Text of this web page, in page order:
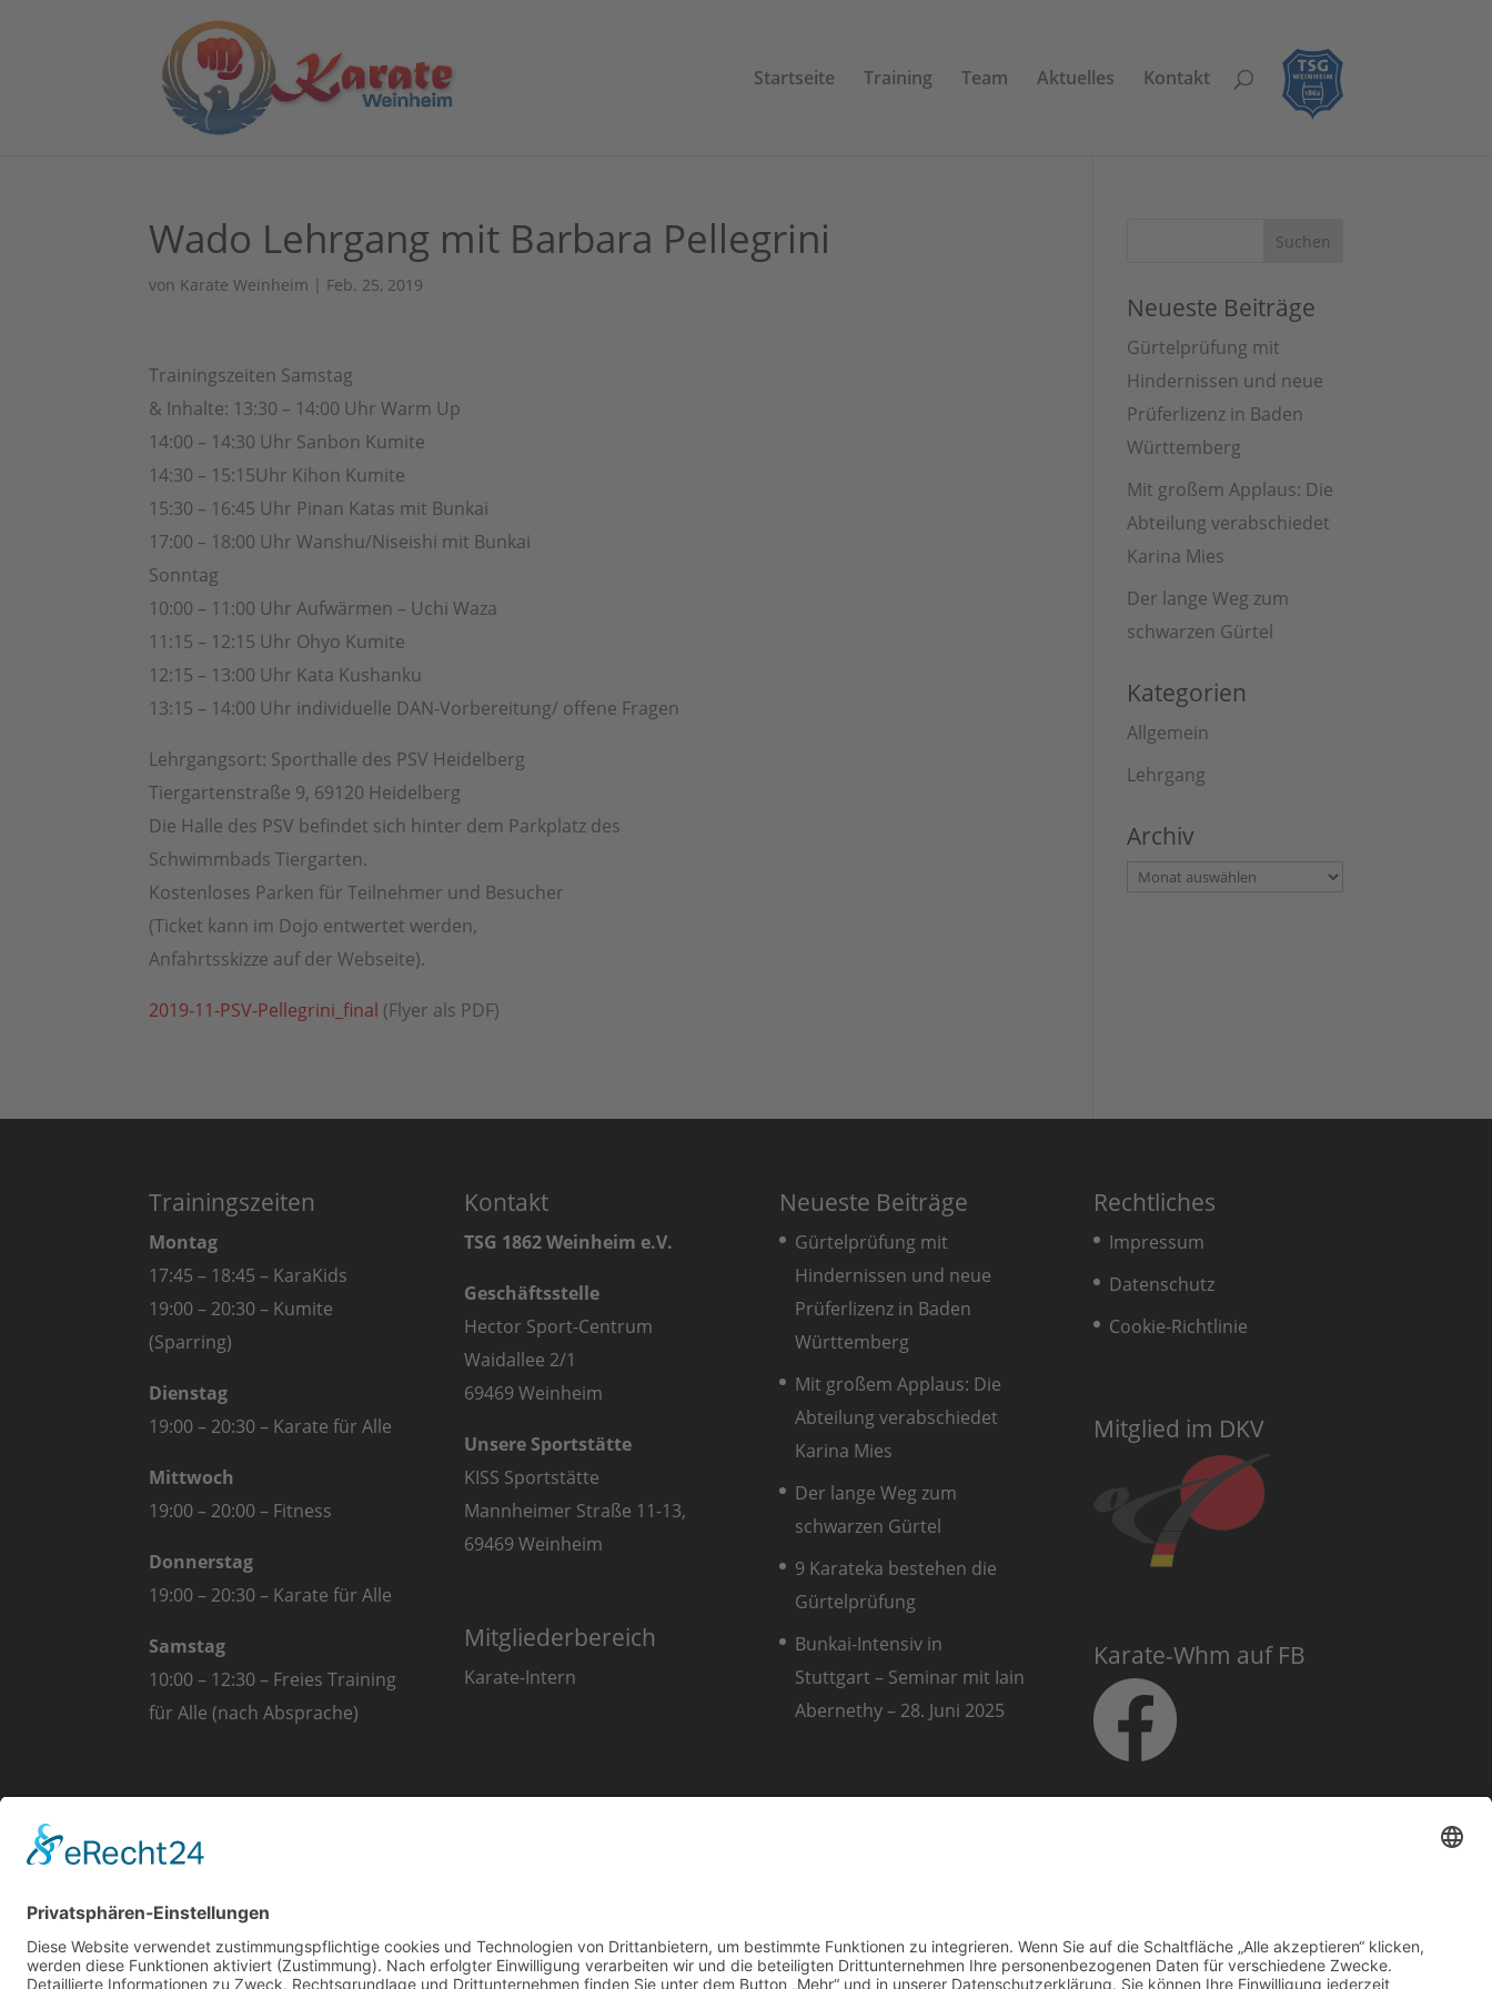
Startseite Training Team Aktuelles Kontakt
Wado Lehrgang mit Barbara Pellegrini
von Karate Weinheim | Feb. 25, 2019
Trainingszeiten Samstag
& Inhalte: 13:30 – 14:00 Uhr Warm Up
14:00 – 14:30 Uhr Sanbon Kumite
14:30 – 15:15Uhr Kihon Kumite
15:30 – 16:45 Uhr Pinan Katas mit Bunkai
17:00 – 18:00 Uhr Wanshu/Niseishi mit Bunkai
Sonntag
10:00 – 11:00 Uhr Aufwärmen – Uchi Waza
11:15 – 12:15 Uhr Ohyo Kumite
12:15 – 13:00 Uhr Kata Kushanku
13:15 – 14:00 Uhr individuelle DAN-Vorbereitung/ offene Fragen
Lehrgangsort: Sporthalle des PSV Heidelberg
Tiergartenstraße 9, 69120 Heidelberg
Die Halle des PSV befindet sich hinter dem Parkplatz des
Schwimmbads Tiergarten.
Kostenloses Parken für Teilnehmer und Besucher
(Ticket kann im Dojo entwertet werden,
Anfahrtsskizze auf der Webseite).
2019-11-PSV-Pellegrini_final (Flyer als PDF)
Neueste Beiträge
Gürtelprüfung mit
Hindernissen und neue
Prüferlizenz in Baden
Württemberg
Mit großem Applaus: Die
Abteilung verabschiedet
Karina Mies
Der lange Weg zum
schwarzen Gürtel
Kategorien
Allgemein
Lehrgang
Archiv
Archiv
Trainingszeiten
Montag
17:45 – 18:45 – KaraKids
19:00 – 20:30 – Kumite
(Sparring)
Dienstag
19:00 – 20:30 – Karate für Alle
Mittwoch
19:00 – 20:00 – Fitness
Donnerstag
19:00 – 20:30 – Karate für Alle
Samstag
10:00 – 12:30 – Freies Training
für Alle (nach Absprache)
Kontakt
TSG 1862 Weinheim e.V.
Geschäftsstelle
Hector Sport-Centrum
Waidallee 2/1
69469 Weinheim
Unsere Sportstätte
KISS Sportstätte
Mannheimer Straße 11-13,
69469 Weinheim
Mitgliederbereich
Karate-Intern
Neueste Beiträge
Gürtelprüfung mit
Hindernissen und neue
Prüferlizenz in Baden
Württemberg
Mit großem Applaus: Die
Abteilung verabschiedet
Karina Mies
Der lange Weg zum
schwarzen Gürtel
9 Karateka bestehen die
Gürtelprüfung
Bunkai-Intensiv in
Stuttgart – Seminar mit Iain
Abernethy – 28. Juni 2025
Rechtliches
Impressum
Datenschutz
Cookie-Richtlinie
Mitglied im DKV
Karate-Whm auf FB